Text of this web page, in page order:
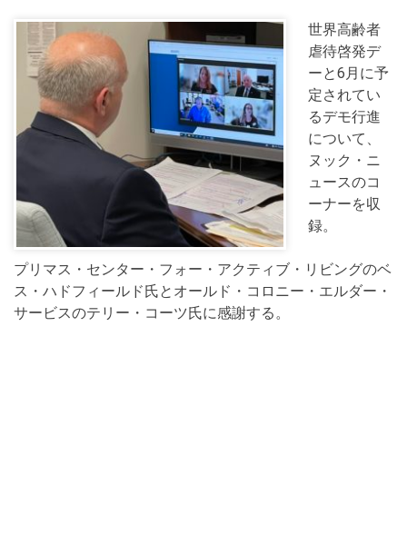
世界高齢者
虐待啓発デ
ーと6月に予
定されてい
るデモ行進
について、
ヌック・ニ
ュースのコ
ーナーを収
録。
プリマス・センター・フォー・アクティブ・リビングのベ
ス・ハドフィールド氏とオールド・コロニー・エルダー・
サービスのテリー・コーツ氏に感謝する。